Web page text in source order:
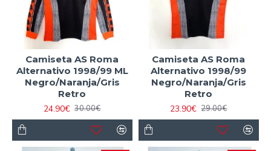
Camiseta AS Roma
Alternativo 1998/99 ML
Negro/Naranja/Gris
Retro
24.90€ 30.00€
Camiseta AS Roma
Alternativo 1998/99
Negro/Naranja/Gris
Retro
23.90€ 29.00€